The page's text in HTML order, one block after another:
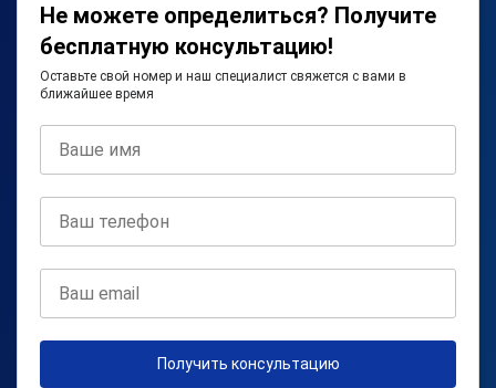
Не можете определиться? Получите
бесплатную консультацию!
Оставьте свой номер и наш специалист свяжется с вами в
ближайшее время
Получить консультацию